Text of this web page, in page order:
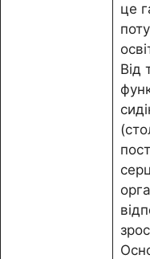
це
Від